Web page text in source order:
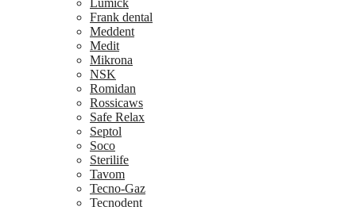
Frank dental
Meddent
Medit
Mikrona
NSK
Romidan
Rossicaws
Safe Relax
Septol
Soco
Sterilife
Tavom
Tecno-Gaz
Tecnodent